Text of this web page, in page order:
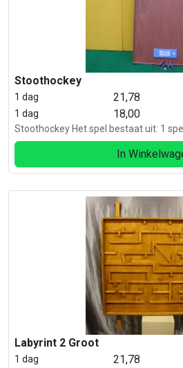
Stoothockey
1 dag 21,78
1 dag
18,00
Stoothockey Het spel bestaat uit: 1
In
Labyrint 2 Groot
1 dag 21,78